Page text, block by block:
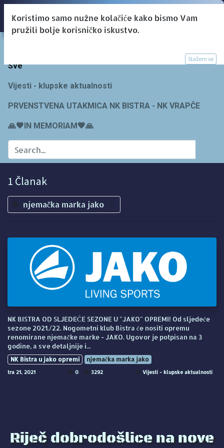
Sve
Vijesti - klupske aktualnosti
PRVENSTVENA UTAKMICA NK BISTRA - NK VRAPČE
🙏🖤IN MEMORIAM🖤🙏
1 Članak
njemačka marka jako ×
NK BISTRA OD SLJEDEĆE SEZONE U "JAKO" OPREMI! Od sljedeće
sezone 2021./22. Nogometni klub Bistra će nositi opremu
renomirane njemačke marke - JAKO. Ugovor je potpisan na 3
godine, a sve detaljnije i...
NK Bistra u jako opremi njemačka marka jako
tra 21, 2021 0 3292 Vijesti - klupske aktualnosti
Riječ dobrodošlice na nove
Koristimo samo nužne kolačiće kako bismo Vam
pružili bolje korisničko iskustvo.
Slažem se